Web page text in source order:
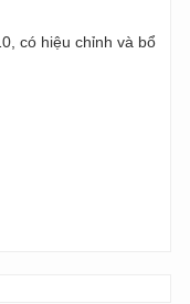
có hiệu chỉnh và bổ